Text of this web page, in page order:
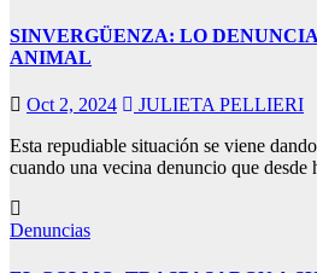
SINVERGÜENZA: LO
ANIMAL
Oct 2, 2024
JULIETA PELLIERI
Esta repudiable situación se viene
cuando una vecina denuncio que
Denuncias